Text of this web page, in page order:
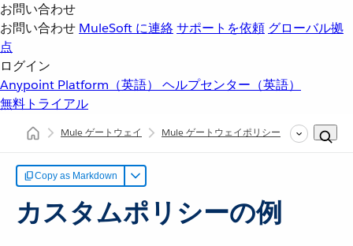
お問い合わせ
お問い合わせ MuleSoft に連絡サポートを依頼 グローバル拠
点
ログイン
Anypoint Platform（英語） ヘルプセンター（英語）
無料トライアル
Mule ゲートウェイ Mule ゲートウェイポリシー カスタムポ
Copy as Markdown
カスタムポリシーの例